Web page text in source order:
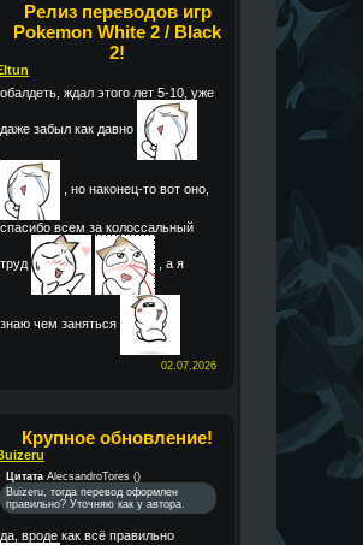
Релиз переводов игр
Pokemon White 2 / Black
2!
обалдеть, ждал этого лет 5-10, уже
даже забыл как давно
, но наконец-то вот оно,
спасибо всем за колоссальный
труд , а я
знаю чем заняться
02.07.2026
Крупное обновление!
Цитата AlecsandroTores ()
Buizeru, тогда перевод оформлен
правильно? Уточняю как у автора.
да, вроде как всё правильно